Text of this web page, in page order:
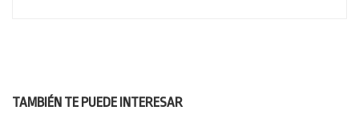
TAMBIÉN TE PUEDE INTERESAR